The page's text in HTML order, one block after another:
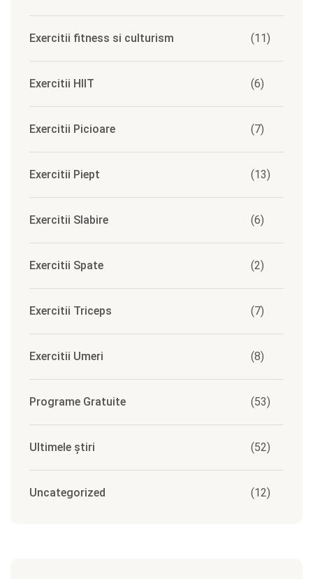
Exercitii fitness si culturism (11)
Exercitii HIIT (6)
Exercitii Picioare (7)
Exercitii Piept (13)
Exercitii Slabire (6)
Exercitii Spate (2)
Exercitii Triceps (7)
Exercitii Umeri (8)
Programe Gratuite (53)
Ultimele știri (52)
Uncategorized (12)